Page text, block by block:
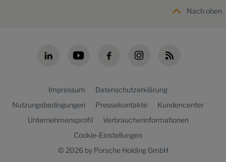
Nach oben
Impressum
Datenschutzerklärung
Nutzungsbedingungen
Pressekontakte
Kundencenter
Unternehmensprofil
Verbraucherinformationen
Cookie-Einstellungen
© 2026 by Porsche Holding GmbH